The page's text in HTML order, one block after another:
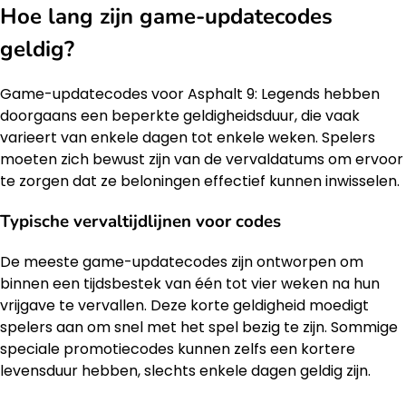
Hoe lang zijn game-updatecodes
geldig?
Game-updatecodes voor Asphalt 9: Legends hebben
doorgaans een beperkte geldigheidsduur, die vaak
varieert van enkele dagen tot enkele weken. Spelers
moeten zich bewust zijn van de vervaldatums om ervoor
te zorgen dat ze beloningen effectief kunnen inwisselen.
Typische vervaltijdlijnen voor codes
De meeste game-updatecodes zijn ontworpen om
binnen een tijdsbestek van één tot vier weken na hun
vrijgave te vervallen. Deze korte geldigheid moedigt
spelers aan om snel met het spel bezig te zijn. Sommige
speciale promotiecodes kunnen zelfs een kortere
levensduur hebben, slechts enkele dagen geldig zijn.